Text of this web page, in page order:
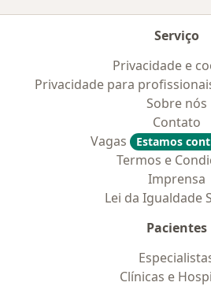
Serviço
Privacidade e
Privacidade para
Sobre nós
Contato
Vagas
Estamos
Termos e
Imprensa
Lei da Igualdade
Pacientes
Clínicas e